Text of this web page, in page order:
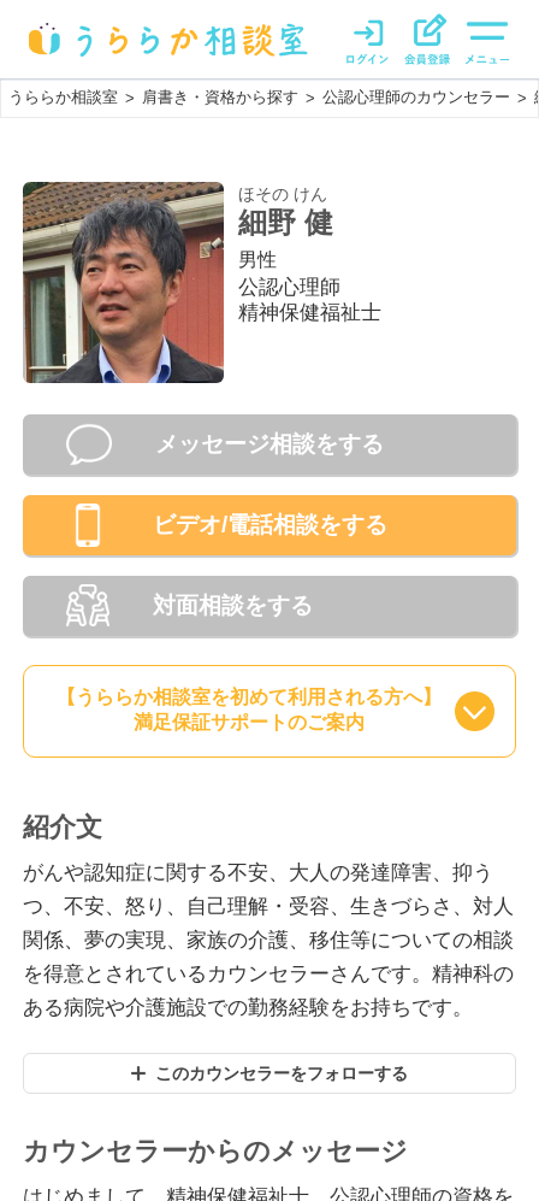
うららか相談室 > 肩書き・資格から探す > 公認心理師のカウンセラー >
ほその けん
細野 健
男性
公認心理師
精神保健福祉士
メッセージ相談をする
ビデオ/電話相談をする
対面相談をする
【うららか相談室を初めて利用される方へ】
満足保証サポートのご案内
紹介文
がんや認知症に関する不安、大人の発達障害、抑う
つ、不安、怒り、自己理解・受容、生きづらさ、対人
関係、夢の実現、家族の介護、移住等についての相談
を得意とされているカウンセラーさんです。精神科の
ある病院や介護施設での勤務経験をお持ちです。
このカウンセラーをフォローする
カウンセラーからのメッセージ
はじめまして、精神保健福祉士、公認心理師の資格を